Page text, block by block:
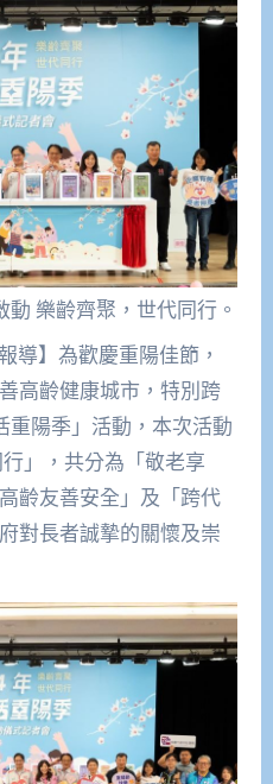
樂齡齊聚，世代同行。
高齡健康城市，特別跨
重陽季」活動，本次活動
」，共分為「敬老享
齡友善安全」及「跨代
對長者誠摯的關懷及崇